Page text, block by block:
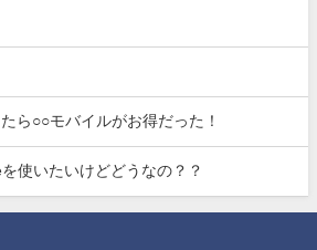
ら○○モバイルがお得だった！
使いたいけどどうなの？？